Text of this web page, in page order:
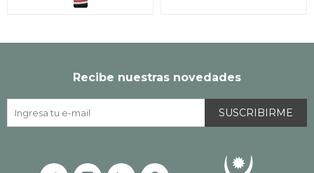
Recibe nuestras novedades
SUSCRIBIRME